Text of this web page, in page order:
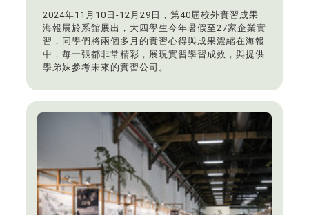
2024年11月10日-12月29日，第40屆校外實習成果
海報展於系館展出，大四學生今年暑假至27家企業實
習，同學們將兩個多月的實習心得與成果濃縮在海報
中，每一張都非常精彩，展現實習學習成效，與提供
學弟妹參考未來的實習公司。